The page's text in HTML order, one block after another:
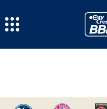
HOME NEWSCENTER